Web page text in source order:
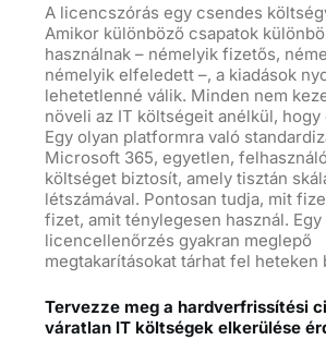
A licencszórás egy csendes
Amikor különböző csapatok
használnak – némelyik fizetős,
némelyik elfeledett –, a kiadások
lehetetlenné válik. Minden nem
növeli az IT költségeit anélkül, hogy
Egy olyan platformra való
Microsoft 365, egyetlen,
költséget biztosít, amely tisztán
létszámával. Pontosan tudja, mit
fizet, amit ténylegesen használ.
licencellenőrzés gyakran meglepő
megtakarításokat tárhat fel heteken
Tervezze meg a hardverfrissítési
váratlan IT költségek elkerülése